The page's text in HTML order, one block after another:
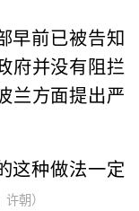
早前已被告知
府并没有阻拦
兰方面提出严
这种做法一定
许朝）